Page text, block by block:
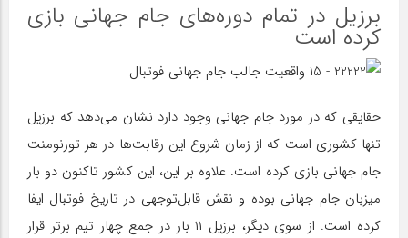
برزیل در تمام دوره‌های جام جهانی بازی
کرده است
حقایقی که در مورد جام جهانی وجود دارد نشان می‌دهد که برزیل
تنها کشوری است که از زمان شروع این رقابت‌ها در هر تورنومنت
جام جهانی بازی کرده است. علاوه بر این، این کشور تاکنون دو بار
میزبان جام جهانی بوده و نقش قابل‌توجهی در تاریخ فوتبال ایفا
کرده است. از سوی دیگر، برزیل ۱۱ بار در جمع چهار تیم برتر قرار